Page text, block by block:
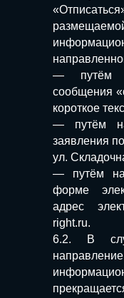
— путём
сообщения
короткое
— путём
заявления
ул.
— путём
форме
адрес
right.ru.
6.2. В